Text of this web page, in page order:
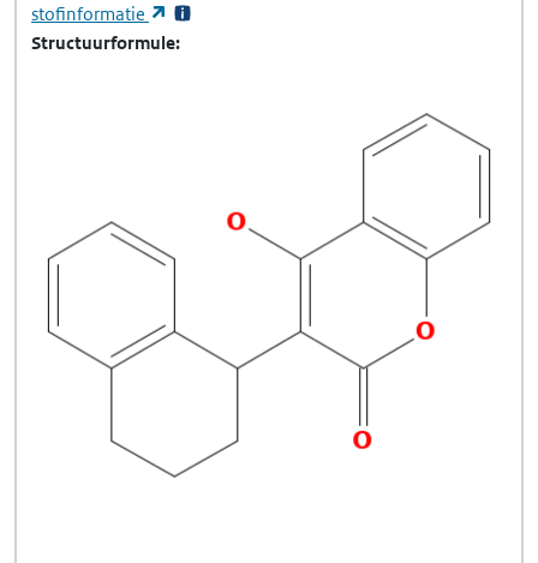
stofinformatie
(opent in een nieuw tabblad)
Structuurformule